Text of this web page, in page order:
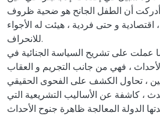
أدركت أن الطفل الجانح هو ضحية ظروف
اقتصادية و حتى فردية ، هيئت له الأجواء
للانحراف.
عملت على تشريح السياسة الجنائية في
الأحداث ، فهي من جانب التجريم و العقاب
، تحاول الكشف على الفحوی الحقيقي
، كاشفة عن الأساليب التشريعية التي
الدولة المعالجة ظاهرة جنوح الأحداث